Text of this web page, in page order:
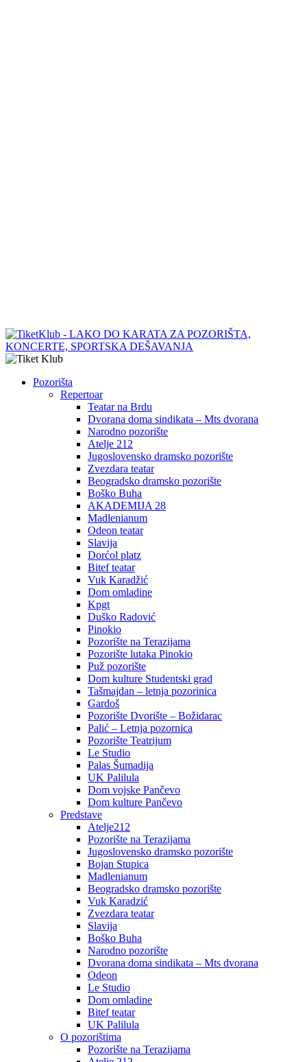
Pozorišta
Repertoar
Teatar na Brdu
Dvorana doma sindikata – Mts dvorana
Narodno pozorište
Atelje 212
Jugoslovensko dramsko pozorište
Zvezdara teatar
Beogradsko dramsko pozorište
Boško Buha
AKADEMIJA 28
Madlenianum
Odeon teatar
Slavija
Dorćol platz
Bitef teatar
Vuk Karadžić
Dom omladine
Kpgt
Duško Radović
Pinokio
Pozorište na Terazijama
Pozorište lutaka Pinokio
Puž pozorište
Dom kulture Studentski grad
Tašmajdan – letnja pozorinica
Gardoš
Pozorište Dvorište – Božidarac
Palić – Letnja pozornica
Pozorište Teatrijum
Le Studio
Palas Šumadija
UK Palilula
Dom vojske Pančevo
Dom kulture Pančevo
Predstave
Atelje212
Pozorište na Terazijama
Jugoslovensko dramsko pozorište
Bojan Stupica
Madlenianum
Beogradsko dramsko pozorište
Vuk Karadzić
Zvezdara teatar
Slavija
Boško Buha
Narodno pozorište
Dvorana doma sindikata – Mts dvorana
Odeon
Le Studio
Dom omladine
Bitef teatar
UK Palilula
O pozorištima
Pozorište na Terazijama